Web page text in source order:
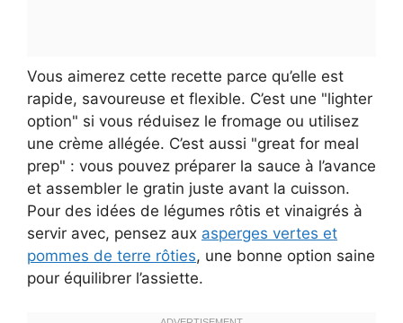
Vous aimerez cette recette parce qu’elle est
rapide, savoureuse et flexible. C’est une "lighter
option" si vous réduisez le fromage ou utilisez
une crème allégée. C’est aussi "great for meal
prep" : vous pouvez préparer la sauce à l’avance
et assembler le gratin juste avant la cuisson.
Pour des idées de légumes rôtis et vinaigrés à
servir avec, pensez aux asperges vertes et
pommes de terre rôties, une bonne option saine
pour équilibrer l’assiette.